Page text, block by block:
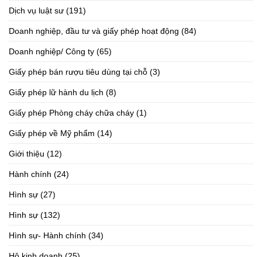
Dịch vụ luật sư (191)
Doanh nghiệp, đầu tư và giấy phép hoạt động (84)
Doanh nghiệp/ Công ty (65)
Giấy phép bán rượu tiêu dùng tại chỗ (3)
Giấy phép lữ hành du lịch (8)
Giấy phép Phòng cháy chữa cháy (1)
Giấy phép về Mỹ phẩm (14)
Giới thiệu (12)
Hành chính (24)
Hình sự (27)
Hình sự (132)
Hình sự- Hành chính (34)